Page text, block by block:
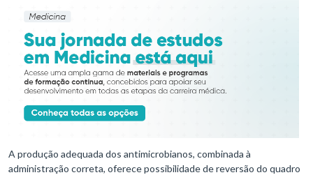
A produção adequada dos antimicrobianos, combinada à
administração correta, oferece possibilidade de reversão do quadro